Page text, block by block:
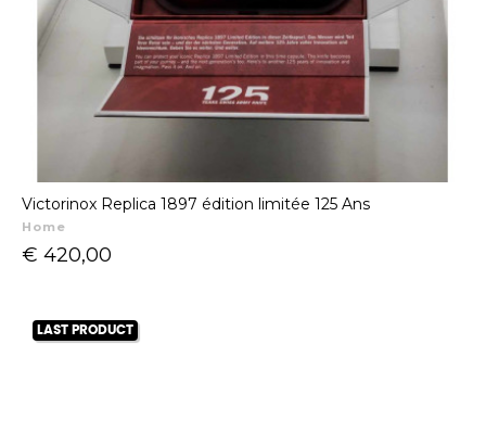
Victorinox Replica 1897 édition limitée 125 Ans
Home
Prijs
€ 420,00
LAST PRODUCT